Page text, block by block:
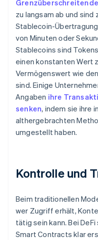
zu langsam ab und sind
Stablecoin-
von Minuten oder
Stablecoins sind
einen konstanten Wert
Vermögenswert wie
sind. Einige
Angaben ihre
senken, indem sie ihre
althergebrachten
umgestellt haben.
Kontrolle und
Beim traditionellen
wer Zugriff erhält,
tätig sein kann. Bei
Smart Contracts klar